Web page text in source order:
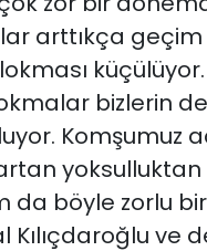
arttıkça geçim
bizlerin
Komşumuz
da böyle zorlu
Kılıçdaroğlu ve